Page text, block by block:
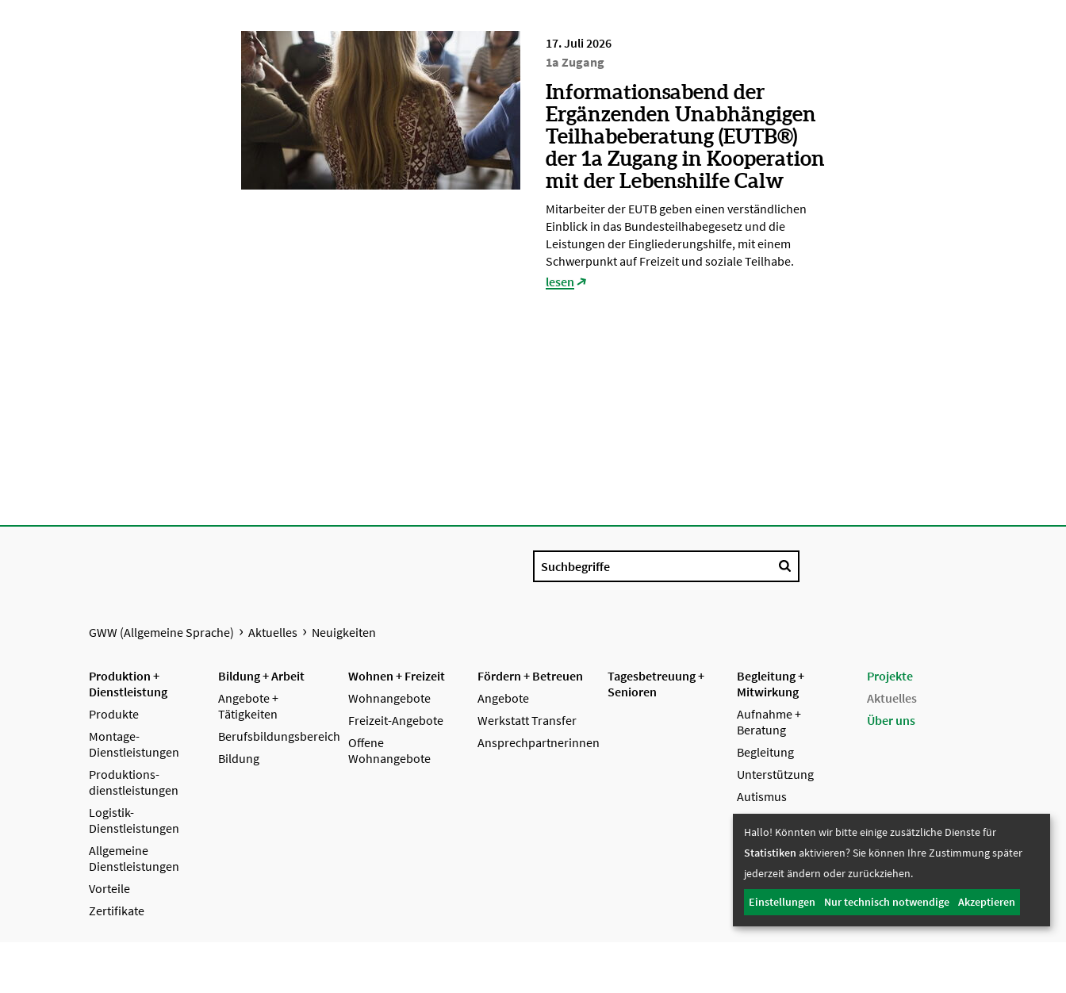
17. Juli 2026
1a Zugang
Informationsabend der
Ergänzenden Unabhängigen
Teilhabeberatung (EUTB®)
der 1a Zugang in Kooperation
mit der Lebenshilfe Calw
Mitarbeiter der EUTB geben einen verständlichen
Einblick in das Bundesteilhabegesetz und die
Leistungen der Eingliederungshilfe, mit einem
Schwerpunkt auf Freizeit und soziale Teilhabe.
lesen
Suchbegriffe
GWW (Allgemeine Sprache) Aktuelles Neuigkeiten
Produktion +
Dienstleistung
Produkte
Montage-
Dienstleistungen
Produktions­
dienstleistungen
Logistik-
Dienstleistungen
Allgemeine
Dienstleistungen
Vorteile
Zertifikate
Bildung + Arbeit
Angebote +
Tätigkeiten
Berufsbildungsbereich
Bildung
Wohnen + Freizeit
Wohnangebote
Freizeit-Angebote
Offene
Wohnangebote
Fördern + Betreuen
Angebote
Werkstatt Transfer
Ansprechpartnerinnen
Tagesbetreuung +
Senioren
Begleitung +
Mitwirkung
Aufnahme +
Beratung
Begleitung
Unterstützung
Autismus
Mitwirkung
Ehrenamt
Projekte
Aktuelles
Über uns
Hallo! Könnten wir bitte einige zusätzliche Dienste für
Statistiken aktivieren? Sie können Ihre Zustimmung später
jederzeit ändern oder zurückziehen.
Einstellungen Nur technisch notwendige Akzeptieren